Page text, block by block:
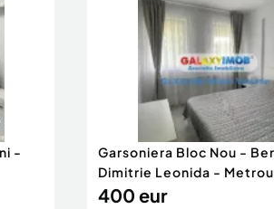
-
Garsoniera Bloc Nou -
Dimitrie Leonida -
400 eur